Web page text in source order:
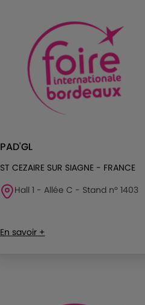
PAD'GL
ST CEZAIRE SUR SIAGNE - FRANCE
Hall 1 - Allée C - Stand n° 1403
En savoir +